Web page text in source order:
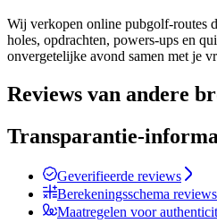
Wij verkopen online pubgolf-routes
holes, opdrachten, powers-ups en
onvergetelijke avond samen met je
Reviews van andere
Transparantie-
Geverifieerde reviews
Berekeningsschema reviews
Maatregelen voor